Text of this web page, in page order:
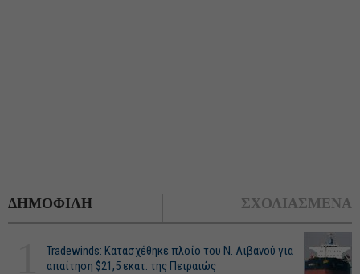
ΔΗΜΟΦΙΛΗ ΣΧΟΛΙΑΣΜΕΝΑ
Tradewinds: Κατασχέθηκε πλοίο του Ν. Λιβανού για
απαίτηση $21,5 εκατ. της Πειραιώς